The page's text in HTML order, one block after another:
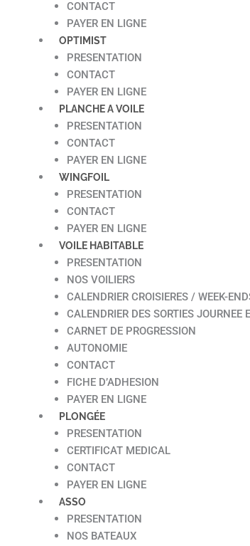
CONTACT
PAYER EN LIGNE
OPTIMIST
PRESENTATION
CONTACT
PAYER EN LIGNE
PLANCHE A VOILE
PRESENTATION
CONTACT
PAYER EN LIGNE
WINGFOIL
PRESENTATION
CONTACT
PAYER EN LIGNE
VOILE HABITABLE
PRESENTATION
NOS VOILIERS
CALENDRIER CROISIERES / WEEK-
CALENDRIER DES SORTIES JOURNEE
CARNET DE PROGRESSION
AUTONOMIE
CONTACT
FICHE D’ADHESION
PAYER EN LIGNE
PLONGÉE
PRESENTATION
CERTIFICAT MEDICAL
CONTACT
PAYER EN LIGNE
ASSO
PRESENTATION
NOS BATEAUX